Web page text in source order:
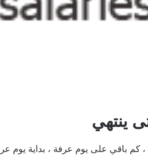
ينتهي
كم باقي على يوم عرفة ، بداية يوم